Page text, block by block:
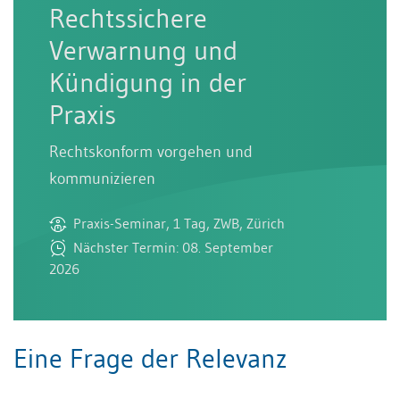
Rechtssichere
Verwarnung und
Kündigung in der
Praxis
Rechtskonform vorgehen und
kommunizieren
Praxis-Seminar, 1 Tag, ZWB, Zürich
Nächster Termin: 08. September
2026
Eine Frage der Relevanz